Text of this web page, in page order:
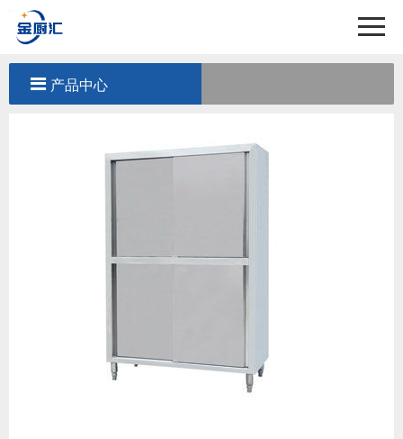
关于我们
产品中心
工程案例
产品中心